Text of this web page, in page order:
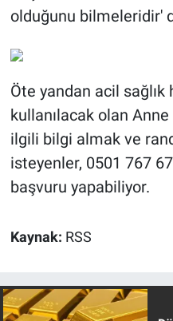
olduğunu bilmeleridir'
Öte yandan acil sağlık
kullanılacak olan
ilgili bilgi almak ve
isteyenler, 0501 767
başvuru yapabiliyor.
Kaynak: RSS